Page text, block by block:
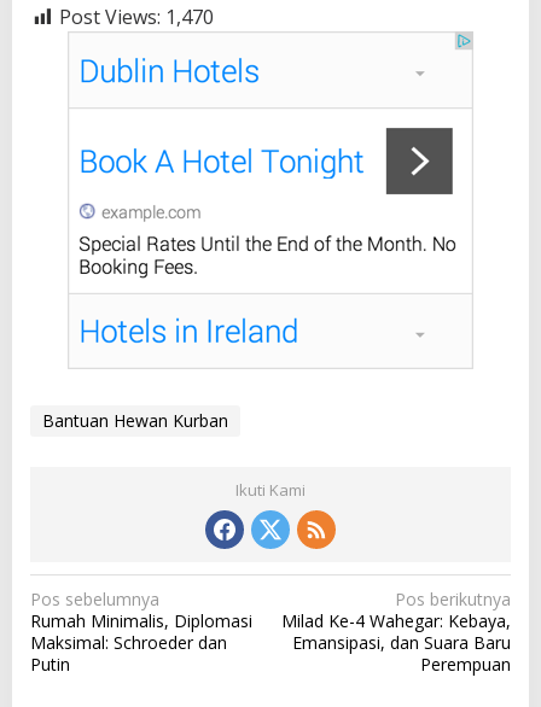
Post Views: 1,470
Bantuan Hewan Kurban
Ikuti Kami
N
a
v
Pos sebelumnya
Rumah Minimalis, Diplomasi
Maksimal: Schroeder dan
Putin
Pos berikutnya
Milad Ke-4 Wahegar: Kebaya,
Emansipasi, dan Suara Baru
Perempuan